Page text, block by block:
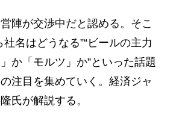
陣が交渉中だと認める。そこ
名はどうなる”“ビールの主力
か「モルツ」か”といった話題
注目を集めていく。経済ジャ
氏が解説する。